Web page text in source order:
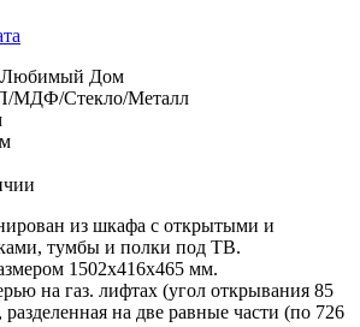
Любимый Дом
МДФ/Стекло/Металл
из шкафа с открытыми и
тумбы и полки под ТВ.
1502х416х465 мм.
на газ. лифтах (угол открывания 85
на две равные части (по 726